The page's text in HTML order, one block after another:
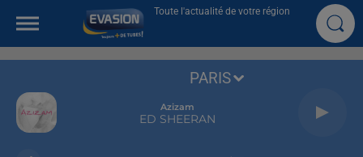
Toute l'actualité de votre région
Azizam
ED SHEERAN
PARIS